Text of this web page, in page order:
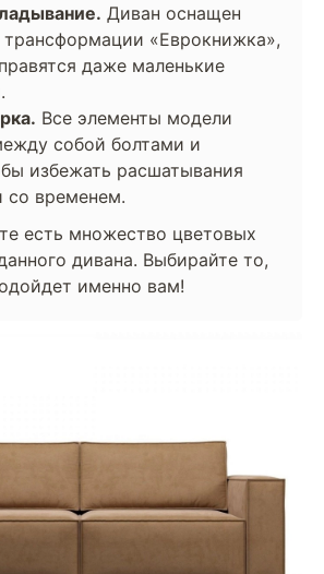
Диван оснащен
«Еврокнижка»,
даже маленькие
Все элементы модели
собой болтами и
избежать расшатывания
со временем.
есть множество цветовых
дивана. Выбирайте то,
именно вам!